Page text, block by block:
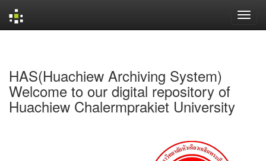
HAS(Huachiew Archiving System)
Welcome to our digital repository of
Huachiew Chalermprakiet University